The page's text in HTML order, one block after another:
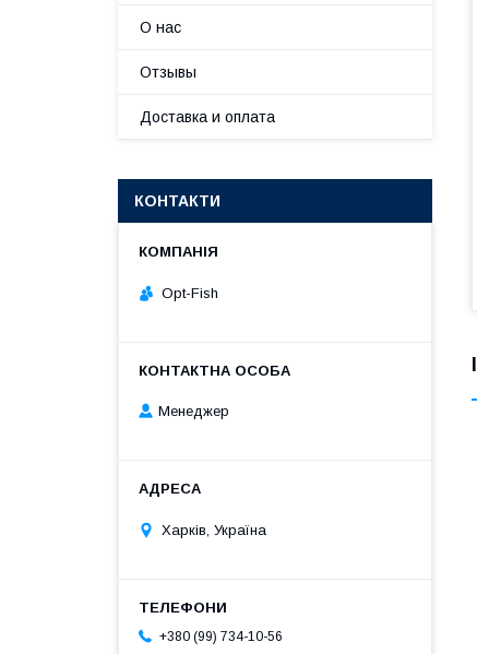
О нас
Отзывы
Доставка и оплата
КОНТАКТИ
Opt-Fish
Менеджер
Харків, Україна
+380 (99) 734-10-56